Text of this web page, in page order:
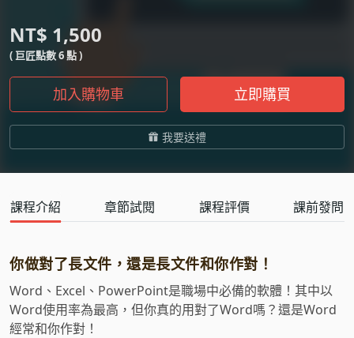
NT$ 1,500
( 巨匠點數 6 點 )
加入購物車 立即購買
我要送禮
課程介紹 章節試閱 課程評價 課前發問
你做對了長文件，還是長文件和你作對！
Word、Excel、PowerPoint是職場中必備的軟體！其中以
Word使用率為最高，但你真的用對了Word嗎？還是Word
經常和你作對！